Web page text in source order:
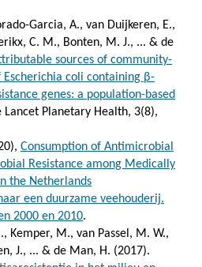
Garcia, A., van Duijkeren, E.,
C. M., Bonten, M. J., ... & de
sources of community-
coli containing β-
genes: a population-based
Lancet Planetary Health, 3(8),
Consumption of Antimicrobial
Resistance among Medically
the Netherlands
een duurzame veehouderij.
2000 en 2010.
Kemper, M., van Passel, M. W.,
J., ... & de Man, H. (2017).